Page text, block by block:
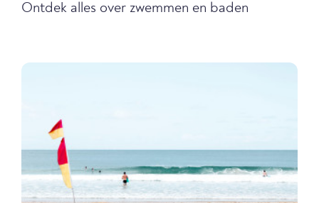
Ontdek alles over zwemmen en baden